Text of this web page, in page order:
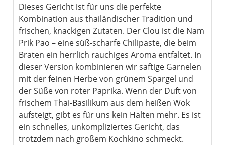
Dieses Gericht ist für uns die perfekte
Kombination aus thailändischer Tradition und
frischen, knackigen Zutaten. Der Clou ist die Nam
Prik Pao – eine süß-scharfe Chilipaste, die beim
Braten ein herrlich rauchiges Aroma entfaltet. In
dieser Version kombinieren wir saftige Garnelen
mit der feinen Herbe von grünem Spargel und
der Süße von roter Paprika. Wenn der Duft von
frischem Thai-Basilikum aus dem heißen Wok
aufsteigt, gibt es für uns kein Halten mehr. Es ist
ein schnelles, unkompliziertes Gericht, das
trotzdem nach großem Kochkino schmeckt.